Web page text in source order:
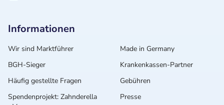
Informationen
Wir sind Marktführer
Made in Germany
BGH-Sieger
Krankenkassen-Partner
Häufig gestellte Fragen
Gebühren
Spendenprojekt: Zahnderella
Presse